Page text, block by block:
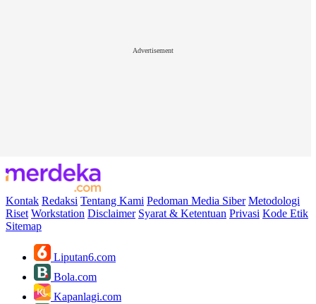
Advertisement
Kontak Redaksi Tentang Kami Pedoman Media Siber Metodologi
Riset Workstation Disclaimer Syarat & Ketentuan Privasi Kode Etik
Sitemap
Liputan6.com
Bola.com
Kapanlagi.com